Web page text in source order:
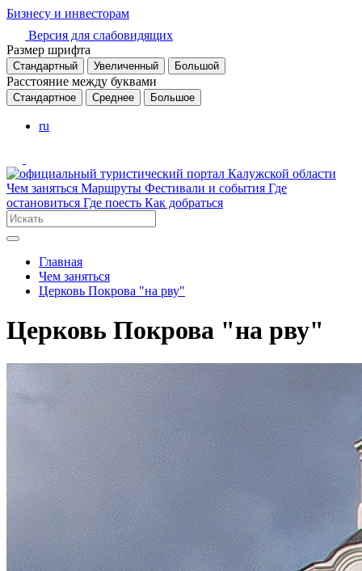
Бизнесу и инвесторам
Версия для слабовидящих
Размер шрифта
Стандартный Увеличенный Большой
Расстояние между буквами
Стандартное Среднее Большое
ru
Чем заняться Маршруты Фестивали и события Где
остановиться Где поесть Как добраться
Главная
Чем заняться
Церковь Покрова "на рву"
Церковь Покрова "на рву"